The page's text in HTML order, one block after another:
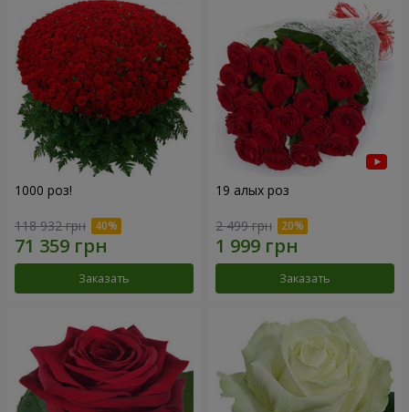
1000 роз!
118 932 грн
Заказать
19 алых роз
2 499 грн
Заказать